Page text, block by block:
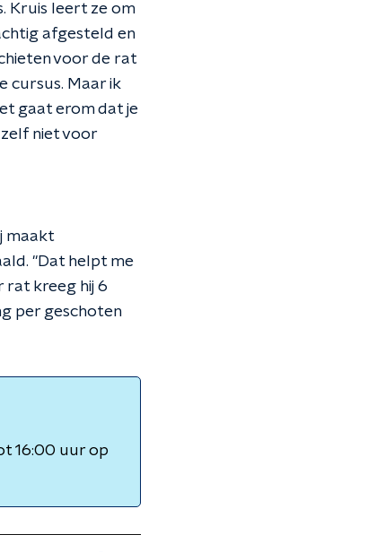
Kruis leert ze om
afgesteld en
voor de rat
cursus. Maar ik
gaat erom dat je
niet voor
maakt
"Dat helpt me
rat kreeg hij 6
per geschoten
16:00 uur op